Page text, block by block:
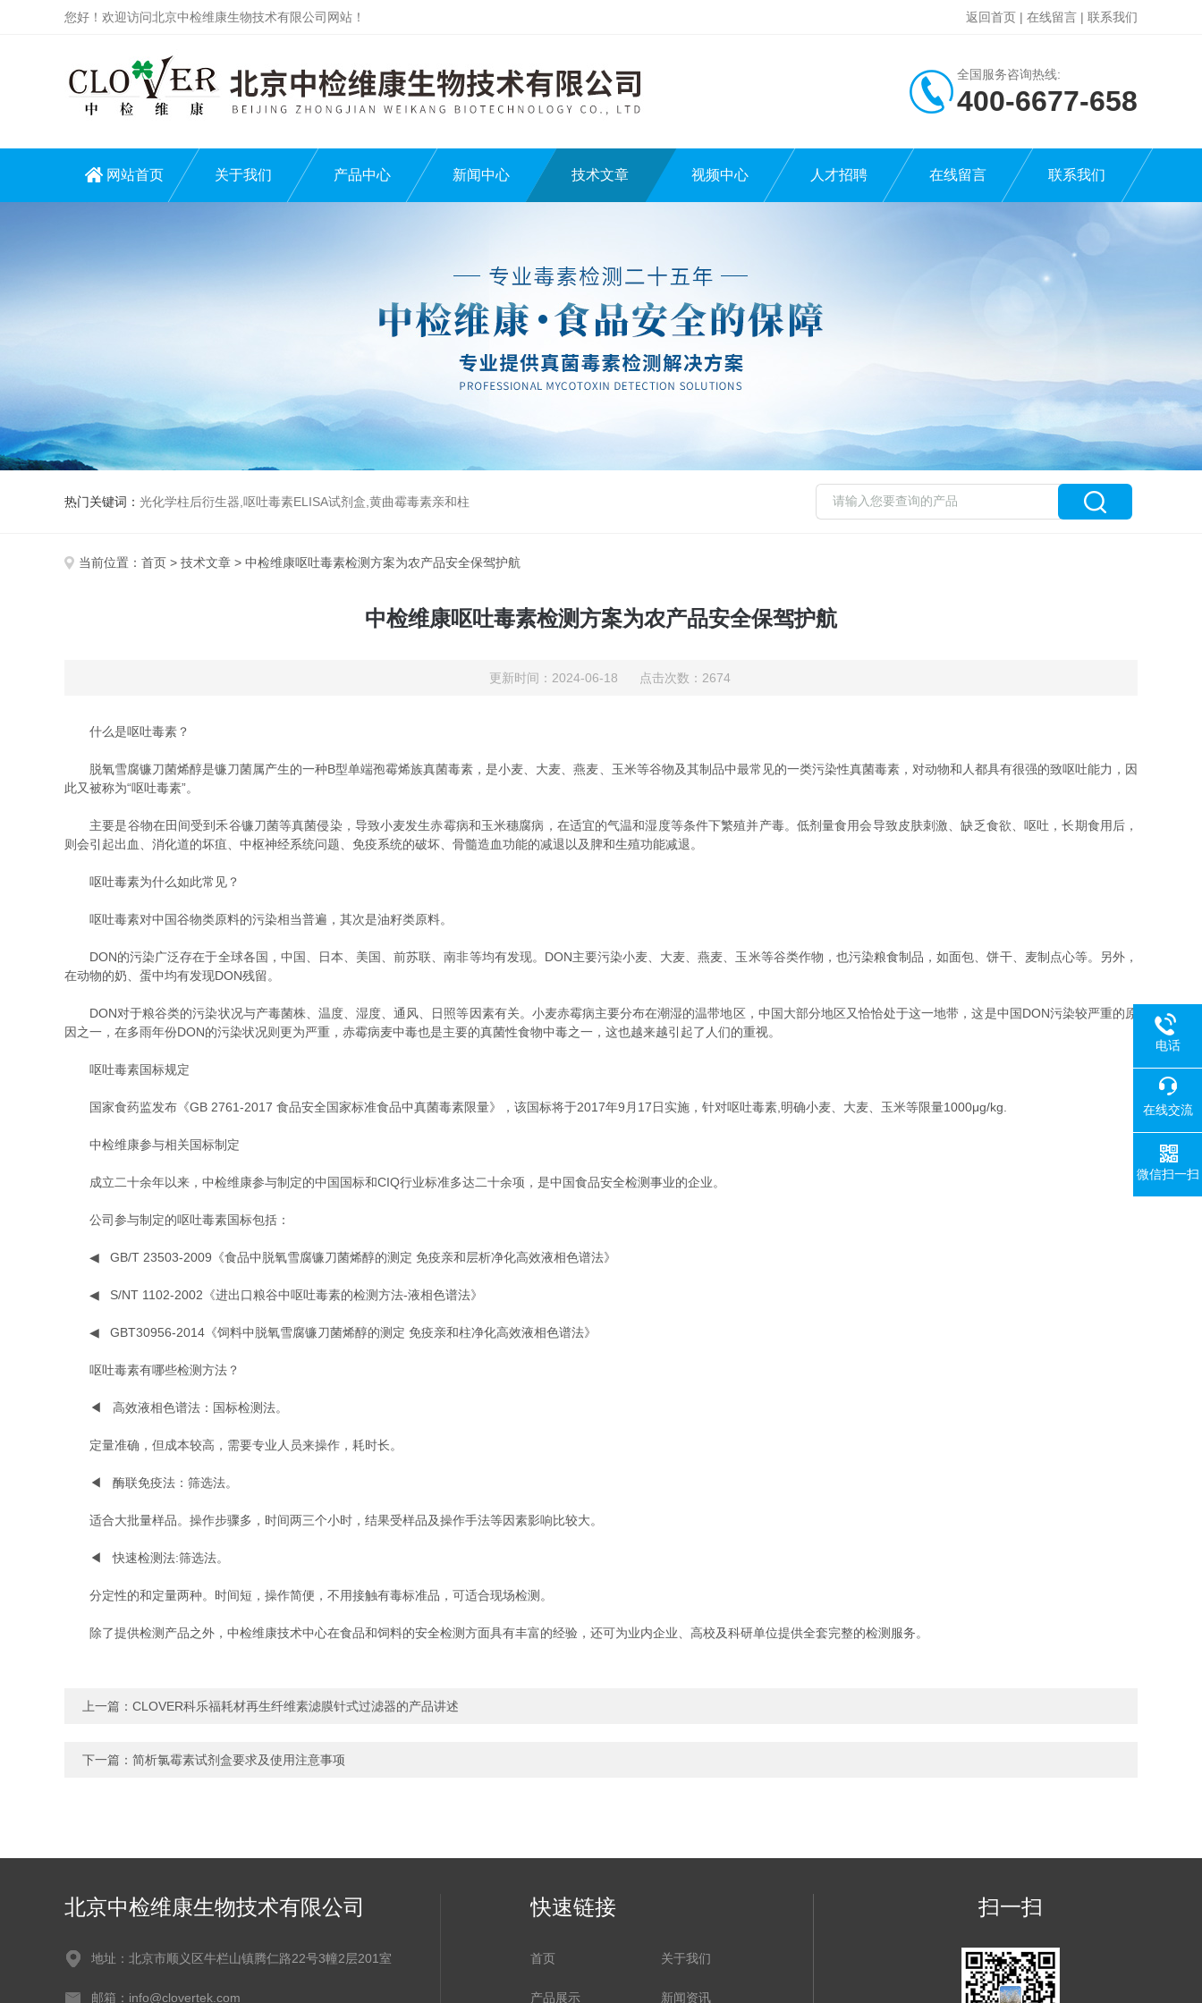
您好！欢迎访问北京中检维康生物技术有限公司网站！ 返回首页 | 在线留言 | 联系我们
全国服务咨询热线:
400-6677-658
网站首页 关于我们 产品中心 新闻中心 技术文章 视频中心 人才招聘 在线留言 联系我们
热门关键词： 光化学柱后衍生器,呕吐毒素ELISA试剂盒,黄曲霉毒素亲和柱
当前位置： 首页 > 技术文章 > 中检维康呕吐毒素检测方案为农产品安全保驾护航
中检维康呕吐毒素检测方案为农产品安全保驾护航
更新时间：2024-06-18 点击次数：2674
什么是呕吐毒素？
脱氧雪腐镰刀菌烯醇是镰刀菌属产生的一种B型单端孢霉烯族真菌毒素，是小麦、大麦、燕麦、玉米等谷物及其制品中最常见的一类污染性真菌毒素，对动物和人都具有很强的致呕吐能力，因
此又被称为“呕吐毒素”。
主要是谷物在田间受到禾谷镰刀菌等真菌侵染，导致小麦发生赤霉病和玉米穗腐病，在适宜的气温和湿度等条件下繁殖并产毒。低剂量食用会导致皮肤刺激、缺乏食欲、呕吐，长期食用后，
则会引起出血、消化道的坏疽、中枢神经系统问题、免疫系统的破坏、骨髓造血功能的减退以及脾和生殖功能减退。
呕吐毒素为什么如此常见？
呕吐毒素对中国谷物类原料的污染相当普遍，其次是油籽类原料。
DON的污染广泛存在于全球各国，中国、日本、美国、前苏联、南非等均有发现。DON主要污染小麦、大麦、燕麦、玉米等谷类作物，也污染粮食制品，如面包、饼干、麦制点心等。另外，
在动物的奶、蛋中均有发现DON残留。
DON对于粮谷类的污染状况与产毒菌株、温度、湿度、通风、日照等因素有关。小麦赤霉病主要分布在潮湿的温带地区，中国大部分地区又恰恰处于这一地带，这是中国DON污染较严重的原
因之一，在多雨年份DON的污染状况则更为严重，赤霉病麦中毒也是主要的真菌性食物中毒之一，这也越来越引起了人们的重视。
呕吐毒素国标规定
国家食药监发布《GB 2761-2017 食品安全国家标准食品中真菌毒素限量》，该国标将于2017年9月17日实施，针对呕吐毒素,明确小麦、大麦、玉米等限量1000μg/kg.
中检维康参与相关国标制定
成立二十余年以来，中检维康参与制定的中国国标和CIQ行业标准多达二十余项，是中国食品安全检测事业的企业。
公司参与制定的呕吐毒素国标包括：
◀ GB/T 23503-2009《食品中脱氧雪腐镰刀菌烯醇的测定 免疫亲和层析净化高效液相色谱法》
◀ S/NT 1102-2002《进出口粮谷中呕吐毒素的检测方法-液相色谱法》
◀ GBT30956-2014《饲料中脱氧雪腐镰刀菌烯醇的测定 免疫亲和柱净化高效液相色谱法》
呕吐毒素有哪些检测方法？
◀ 高效液相色谱法：国标检测法。
定量准确，但成本较高，需要专业人员来操作，耗时长。
◀ 酶联免疫法：筛选法。
适合大批量样品。操作步骤多，时间两三个小时，结果受样品及操作手法等因素影响比较大。
◀ 快速检测法:筛选法。
分定性的和定量两种。时间短，操作简便，不用接触有毒标准品，可适合现场检测。
除了提供检测产品之外，中检维康技术中心在食品和饲料的安全检测方面具有丰富的经验，还可为业内企业、高校及科研单位提供全套完整的检测服务。
上一篇： CLOVER科乐福耗材再生纤维素滤膜针式过滤器的产品讲述
下一篇： 简析氯霉素试剂盒要求及使用注意事项
北京中检维康生物技术有限公司
地址：北京市顺义区牛栏山镇腾仁路22号3幢2层201室
邮箱：info@clovertek.com
快速链接
首页 关于我们
产品展示 新闻资讯
扫一扫
电话
在线交流
微信扫一扫